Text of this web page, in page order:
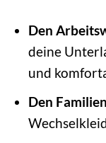
Den
deine
und
Den